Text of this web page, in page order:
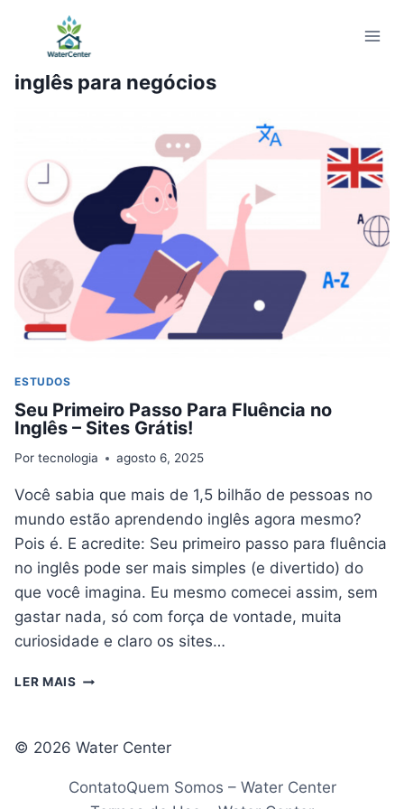
Conteúdo
inglês para negócios
ESTUDOS
Seu Primeiro Passo Para Fluência no
Inglês – Sites Grátis!
Por tecnologia agosto 6, 2025
Você sabia que mais de 1,5 bilhão de pessoas no
mundo estão aprendendo inglês agora mesmo?
Pois é. E acredite: Seu primeiro passo para fluência
no inglês pode ser mais simples (e divertido) do
que você imagina. Eu mesmo comecei assim, sem
gastar nada, só com força de vontade, muita
curiosidade e claro os sites…
LER MAIS SEU
FLUÊNCIA
INGLÊS
© 2026 Water Center
ContatoQuem Somos – Water Center